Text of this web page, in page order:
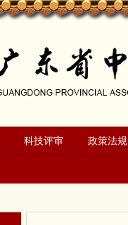
科技评审 政策法规